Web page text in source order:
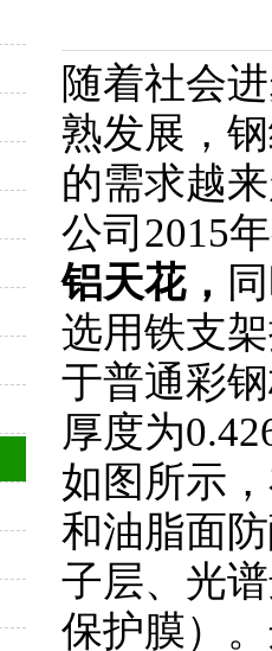
随着社会
熟发展，
的需求越
公司 2015
铝天花，
选用铁支
于普通彩
厚度为
如图所示
和油脂面
子层、光
保护膜）